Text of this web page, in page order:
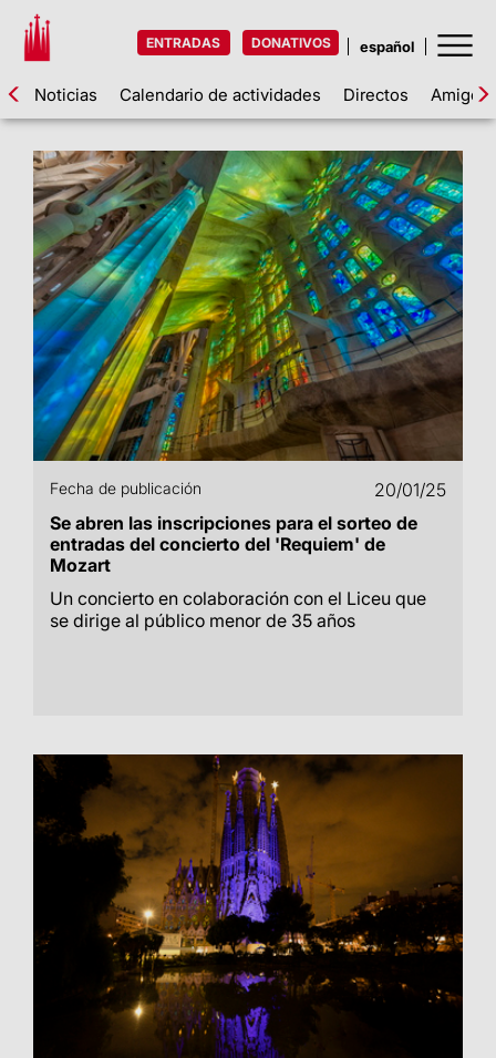
ENTRADAS DONATIVOS
Noticias Calendario de actividades Directos Amigos
Fecha de publicación
20/01/25
Se abren las inscripciones para el sorteo de
entradas del concierto del 'Requiem' de
Mozart
Un concierto en colaboración con el Liceu que
se dirige al público menor de 35 años